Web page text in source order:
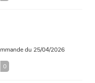
du 25/04/2026
0